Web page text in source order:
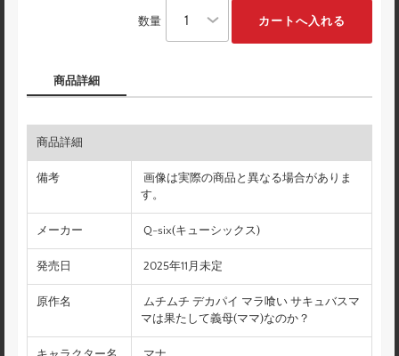
数量
商品詳細
商品詳細
備考
画像は実際の商品と異なる場合がありま
す。
メーカー Q-six(キューシックス)
発売日 2025年11月未定
原作名
ムチムチ デカパイ マラ喰い サキュバスマ
マは果たして義母(ママ)なのか？